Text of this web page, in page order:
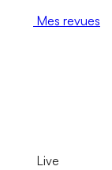
Mes revues
Live